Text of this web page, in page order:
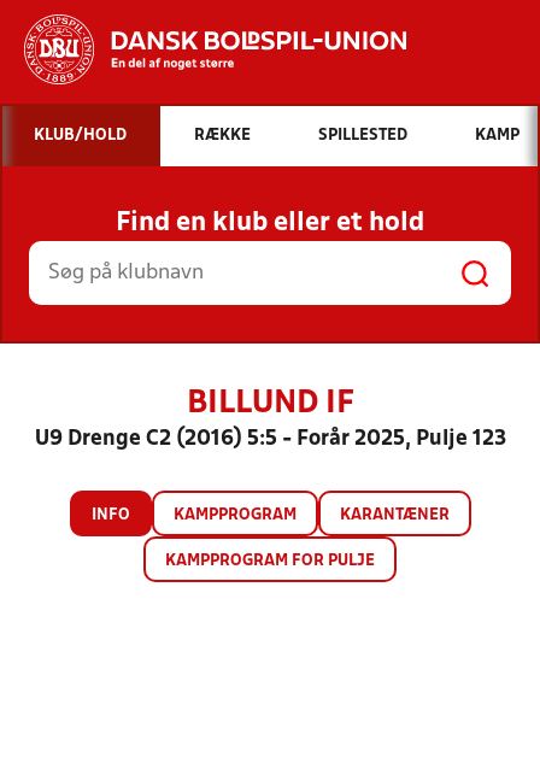
Hvad vil du søge efter?
INDHOLD OG NYHEDER
STILLINGER, RESULTATER, KLUBBER OG
HOLD
KLUB/HOLD RÆKKE SPILLESTED KAMP
Find en klub eller et hold
BILLUND IF
U9 Drenge C2 (2016) 5:5 - Forår 2025, Pulje 123
INFO KAMPPROGRAM KARANTÆNER
KAMPPROGRAM FOR PULJE